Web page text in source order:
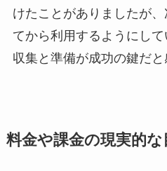
けたことがありましたが
てから利用するようにし
収集と準備が成功の鍵だと
料金や課金の現実的な